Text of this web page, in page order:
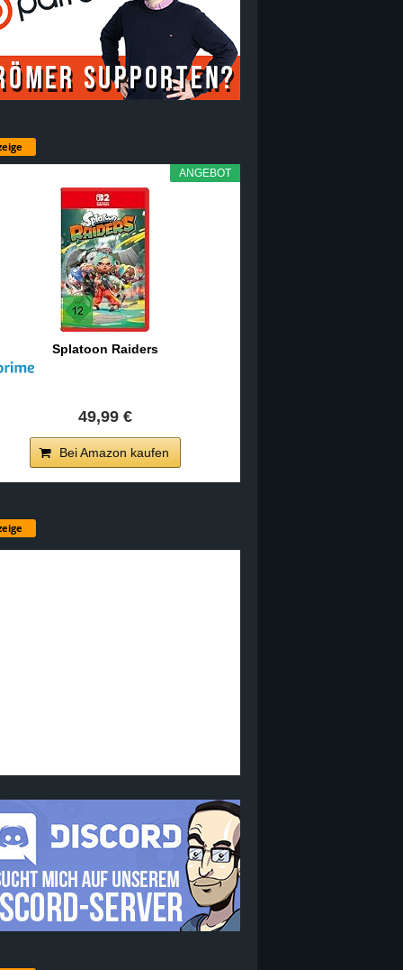
ANGEBOT
Splatoon Raiders
49,99 €
Bei Amazon kaufen